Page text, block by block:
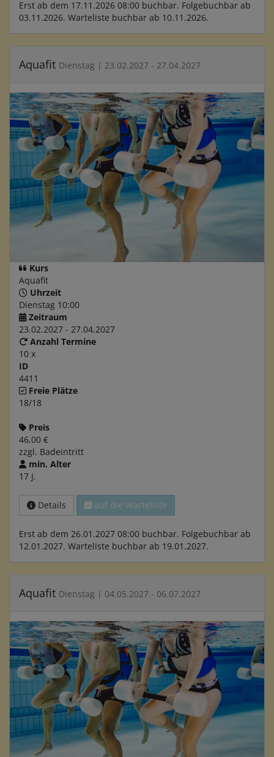
Erst ab dem 17.11.2026 08:00 buchbar. Folgebuchbar ab
03.11.2026. Warteliste buchbar ab 10.11.2026.
Aquafit Dienstag | 23.02.2027 - 27.04.2027
Kurs
Aquafit
Uhrzeit
Dienstag 10:00
Zeitraum
23.02.2027 - 27.04.2027
Anzahl Termine
10 x
ID
4411
Freie Plätze
18/18
Preis
46,00 €
zzgl. Badeintritt
min. Alter
17 J.
Details auf die Warteliste
Erst ab dem 26.01.2027 08:00 buchbar. Folgebuchbar ab
12.01.2027. Warteliste buchbar ab 19.01.2027.
Aquafit Dienstag | 04.05.2027 - 06.07.2027